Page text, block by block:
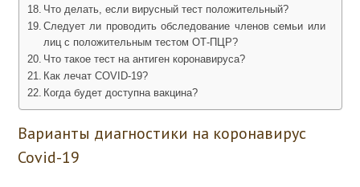
Что делать, если вирусный тест положительный?
Следует ли проводить обследование членов семьи или
лиц с положительным тестом ОТ-ПЦР?
Что такое тест на антиген коронавируса?
Как лечат COVID-19?
Когда будет доступна вакцина?
Варианты диагностики на коронавирус
Covid-19